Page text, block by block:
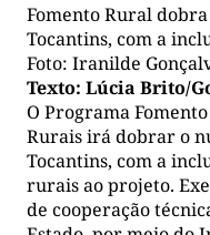
Fomento Rural
Tocantins, com a
Foto: Iranilde
Texto: Lúcia Brito/
O Programa
Rurais irá dobrar o
Tocantins, com a
rurais ao projeto.
de cooperação